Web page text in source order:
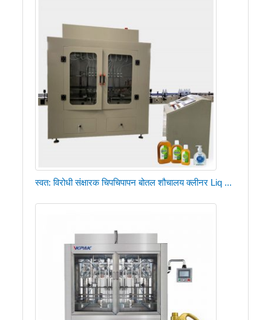
स्वत: विरोधी संक्षारक चिपचिपापन बोतल शौचालय क्लीनर Liq ...